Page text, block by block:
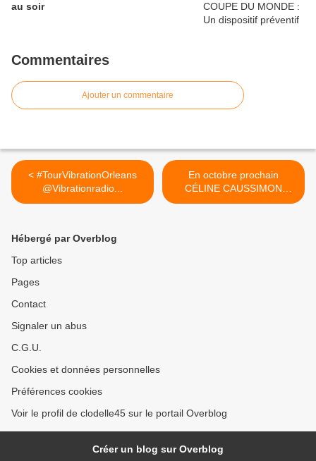
au soir
Commentaires
Ajouter un commentaire
< #TourVibrationOrleans
@Vibrationradio...
En octobre prochain
CÉLINE CAUSSIMON
donnera des CONCERTS à
Hébergé par Overblog
Top articles
Pages
Contact
Signaler un abus
C.G.U.
Cookies et données personnelles
Préférences cookies
Voir le profil de clodelle45 sur le portail Overblog
Créer un blog sur Overblog